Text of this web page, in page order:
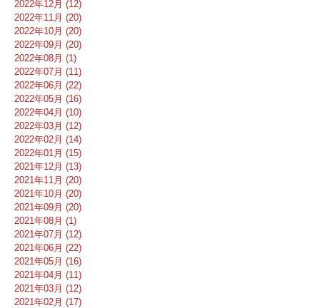
2022年12月 (12)
2022年11月 (20)
2022年10月 (20)
2022年09月 (20)
2022年08月 (1)
2022年07月 (11)
2022年06月 (22)
2022年05月 (16)
2022年04月 (10)
2022年03月 (12)
2022年02月 (14)
2022年01月 (15)
2021年12月 (13)
2021年11月 (20)
2021年10月 (20)
2021年09月 (20)
2021年08月 (1)
2021年07月 (12)
2021年06月 (22)
2021年05月 (16)
2021年04月 (11)
2021年03月 (12)
2021年02月 (17)